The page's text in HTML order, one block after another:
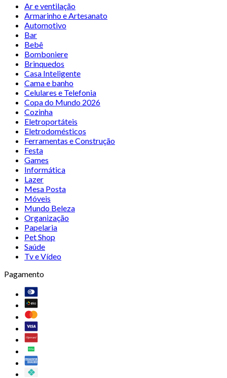
Ar e ventilação
Armarinho e Artesanato
Automotivo
Bar
Bebê
Bomboniere
Brinquedos
Casa Inteligente
Cama e banho
Celulares e Telefonia
Copa do Mundo 2026
Cozinha
Eletroportáteis
Eletrodomésticos
Ferramentas e Construção
Festa
Games
Informática
Lazer
Mesa Posta
Móveis
Mundo Beleza
Organização
Papelaria
Pet Shop
Saúde
Tv e Vídeo
Pagamento